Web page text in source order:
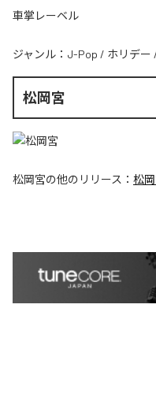
車掌レーベル
ジャンル： J-Pop / ホリデー
松岡宮
松岡宮の他のリリース： 松